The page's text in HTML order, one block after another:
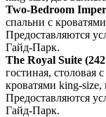
Two-Bedroom
спальни с
Предоставляются
Гайд-Парк.
The Royal Suite
гостиная, столовая
кроватями king-
Предоставляются
Гайд-Парк.